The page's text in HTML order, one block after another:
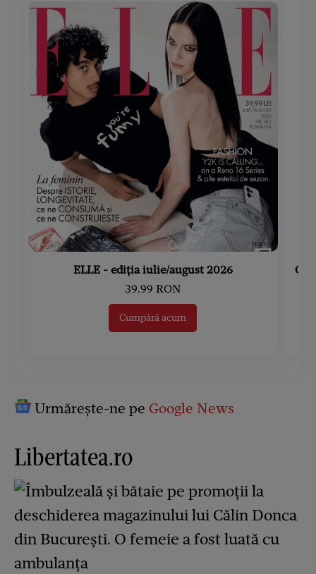
ELLE - ediția iulie/august 2026
39.99 RON
Cumpără acum
Urmărește-ne pe Google News
Libertatea.ro